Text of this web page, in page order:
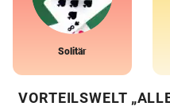
Solitär
VORTEILSWELT